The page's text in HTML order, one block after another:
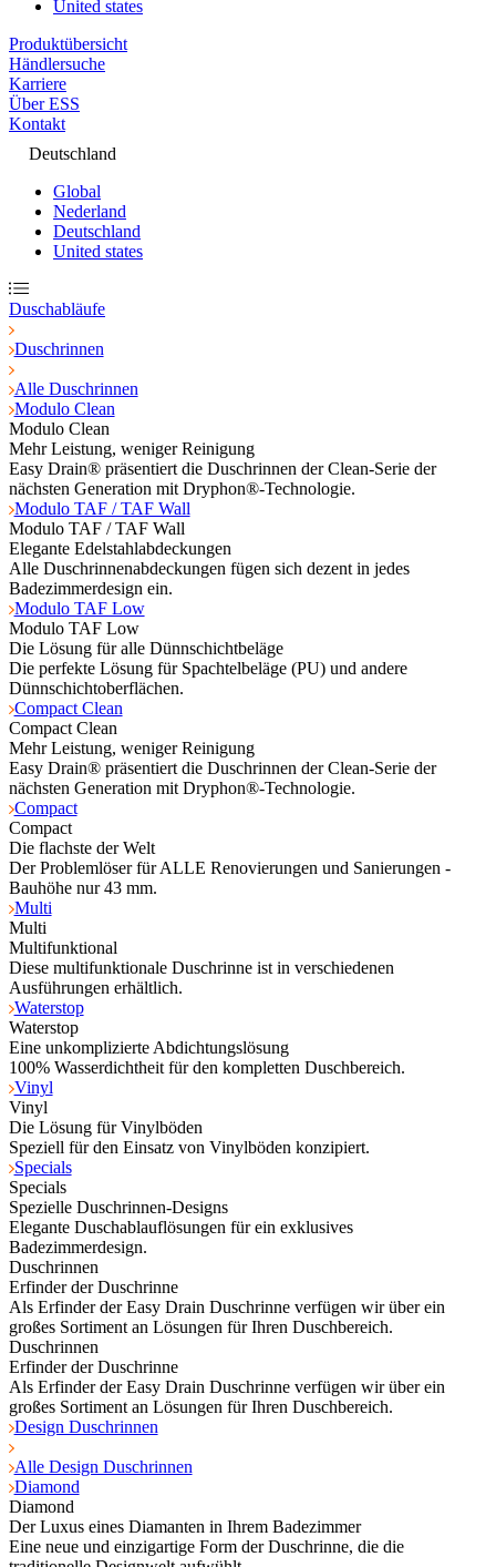
United states
Produktübersicht
Händlersuche
Karriere
Über ESS
Kontakt
Deutschland
Global
Nederland
Deutschland
United states
Duschabläufe
Duschrinnen
Alle Duschrinnen
Modulo Clean
Modulo Clean
Mehr Leistung, weniger Reinigung
Easy Drain® präsentiert die Duschrinnen der Clean-Serie der
nächsten Generation mit Dryphon®-Technologie.
Modulo TAF / TAF Wall
Modulo TAF / TAF Wall
Elegante Edelstahlabdeckungen
Alle Duschrinnenabdeckungen fügen sich dezent in jedes
Badezimmerdesign ein.
Modulo TAF Low
Modulo TAF Low
Die Lösung für alle Dünnschichtbeläge
Die perfekte Lösung für Spachtelbeläge (PU) und andere
Dünnschichtoberflächen.
Compact Clean
Compact Clean
Mehr Leistung, weniger Reinigung
Easy Drain® präsentiert die Duschrinnen der Clean-Serie der
nächsten Generation mit Dryphon®-Technologie.
Compact
Compact
Die flachste der Welt
Der Problemlöser für ALLE Renovierungen und Sanierungen -
Bauhöhe nur 43 mm.
Multi
Multi
Multifunktional
Diese multifunktionale Duschrinne ist in verschiedenen
Ausführungen erhältlich.
Waterstop
Waterstop
Eine unkomplizierte Abdichtungslösung
100% Wasserdichtheit für den kompletten Duschbereich.
Vinyl
Vinyl
Die Lösung für Vinylböden
Speziell für den Einsatz von Vinylböden konzipiert.
Specials
Specials
Spezielle Duschrinnen-Designs
Elegante Duschablauflösungen für ein exklusives
Badezimmerdesign.
Duschrinnen
Erfinder der Duschrinne
Als Erfinder der Easy Drain Duschrinne verfügen wir über ein
großes Sortiment an Lösungen für Ihren Duschbereich.
Duschrinnen
Erfinder der Duschrinne
Als Erfinder der Easy Drain Duschrinne verfügen wir über ein
großes Sortiment an Lösungen für Ihren Duschbereich.
Design Duschrinnen
Alle Design Duschrinnen
Diamond
Diamond
Der Luxus eines Diamanten in Ihrem Badezimmer
Eine neue und einzigartige Form der Duschrinne, die die